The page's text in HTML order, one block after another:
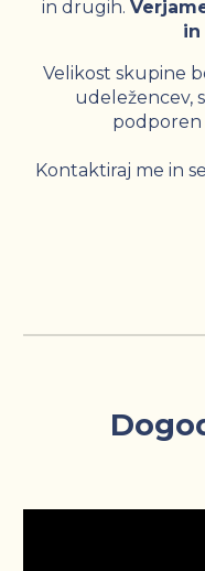
in drugih.
in
Velikost skupine
udeležencev,
podporen
Kontaktiraj me in